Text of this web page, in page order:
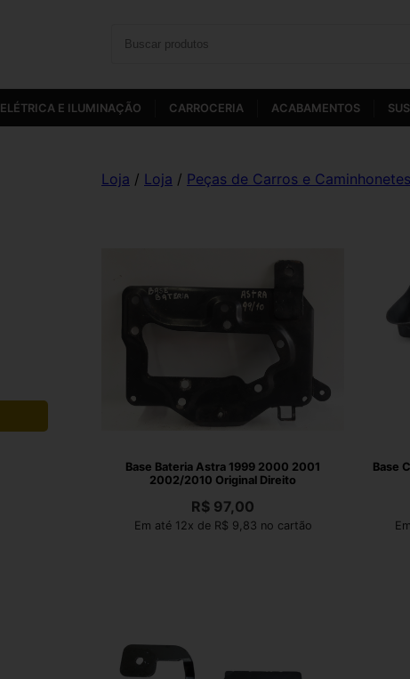
ELÉTRICA E ILUMINAÇÃO CARROCERIA ACABAMENTOS
Loja / Loja / Peças de Carros e Caminhonetes
Base Bateria Astra 1999 2000 2001
2002/2010 Original Direito
R$ 97,00
Em até 12x de R$ 9,83 no cartão
Base